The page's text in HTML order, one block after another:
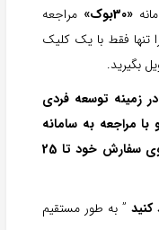
«30بوک»
مراجعه
تنها فقط با یک کلیک
بگیرید.
زمینه توسعه فردی
مراجعه به سامانه
سی بوک از کد تخفیف ارائه شده بر روی سفارش خود تا 25
” به طور مستقیم